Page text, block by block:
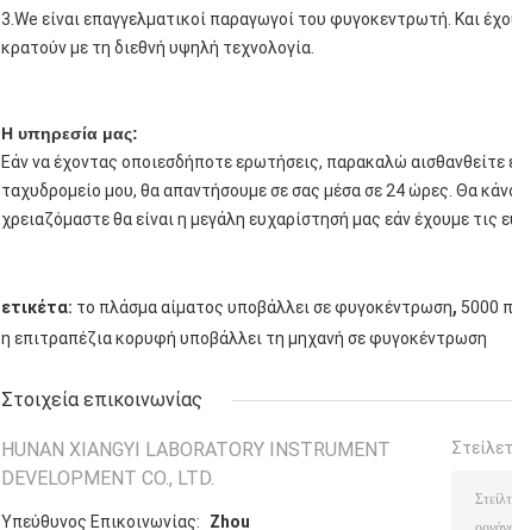
3.We είναι επαγγελματικοί παραγωγοί του φυγοκεντρωτή. Και
κρατούν με τη διεθνή υψηλή τεχνολογία.
Η υπηρεσία μας:
Εάν να έχοντας οποιεσδήποτε ερωτήσεις, παρακαλώ
ταχυδρομείο μου, θα απαντήσουμε σε σας μέσα σε 24 ώρες. Θα
χρειαζόμαστε θα είναι η μεγάλη ευχαρίστησή μας εάν έχουμε τις
ετικέτα: το πλάσμα αίματος υποβάλλει σε φυγοκέντρωση, 5000
η επιτραπέζια κορυφή υποβάλλει τη μηχανή σε φυγοκέντρωση
Στοιχεία επικοινωνίας
HUNAN XIANGYI LABORATORY INSTRUMENT
DEVELOPMENT CO., LTD.
Υπεύθυνος Επικοινωνίας:
Zhou